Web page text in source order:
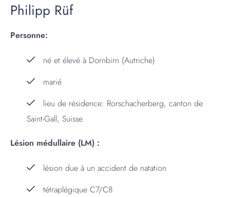
Philipp Rüf
Personne:
né et élevé à Dornbirn (Autriche)
marié
lieu de résidence: Rorschacherberg, canton de
Saint-Gall, Suisse
Lésion médullaire (LM) :
lésion due à un accident de natation
tétraplégique C7/C8